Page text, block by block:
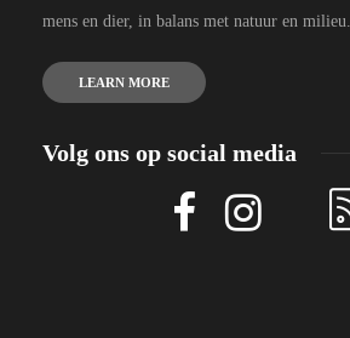
mens en dier, in balans met natuur en milieu.
LEARN MORE
Volg ons op social media